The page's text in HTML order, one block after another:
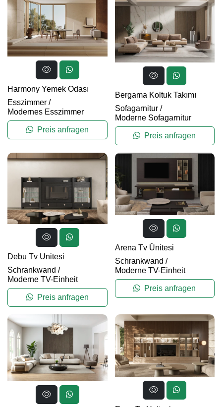
Harmony Yemek Odası
Esszimmer /
Modernes Esszimmer
Preis anfragen
Bergama Koltuk Takımı
Sofagarnitur/
Moderne Sofagarnitur
Preis anfragen
Debu Tv Unitesi
Schrankwand /
Moderne TV-Einheit
Preis anfragen
Arena Tv Ünitesi
Schrankwand /
Moderne TV-Einheit
Preis anfragen